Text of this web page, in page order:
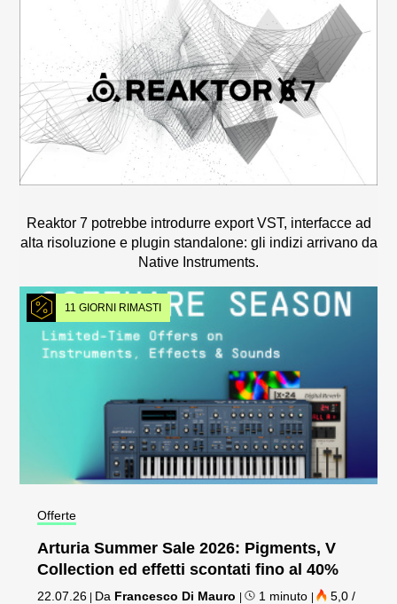
Reaktor 7 potrebbe introdurre export VST, interfacce ad
alta risoluzione e plugin standalone: gli indizi arrivano da
Native Instruments.
11 GIORNI RIMASTI
Offerte
Arturia Summer Sale 2026: Pigments, V
Collection ed effetti scontati fino al 40%
22.07.26 | Da Francesco Di Mauro | 1 minuto | 5,0 /